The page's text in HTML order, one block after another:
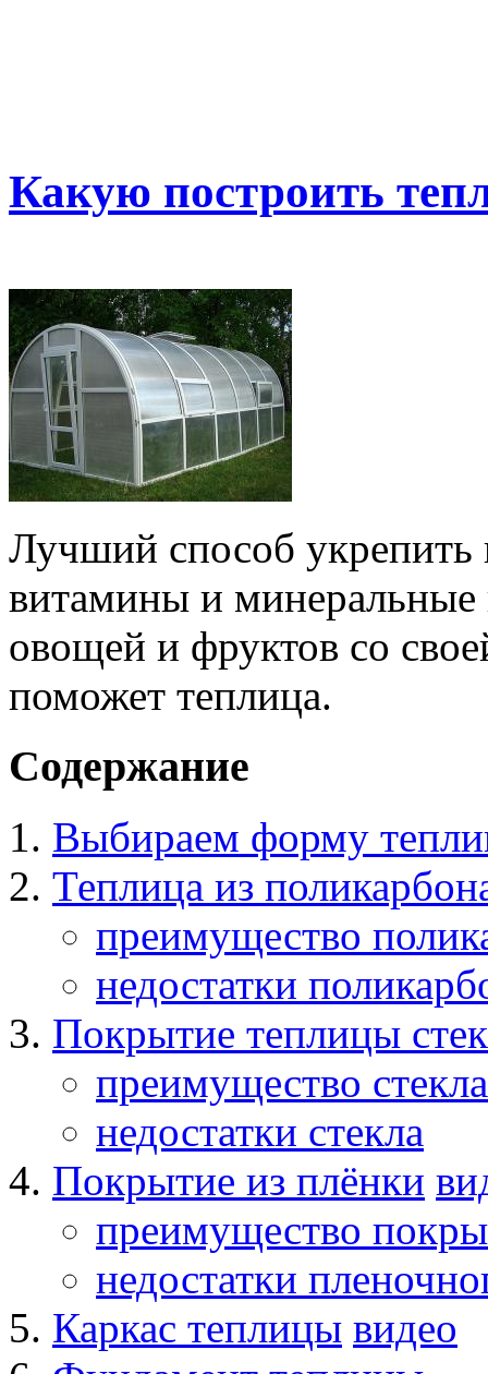
Какую построить
Лучший способ укрепить
витамины и минеральные
овощей и фруктов со
поможет теплица.
Содержание
Выбираем форму
Теплица из
преимущество
недостатки
Покрытие теплицы
преимущество стекла
недостатки стекла
Покрытие из плёнки
преимущество
недостатки
Каркас теплицы видео